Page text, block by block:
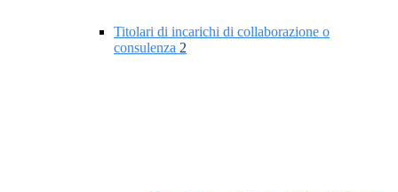
Titolari di incarichi di collaborazione o
consulenza 2